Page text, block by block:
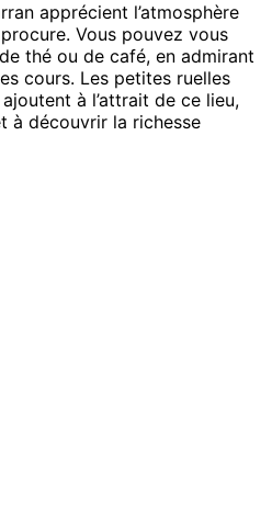
apprécient l’atmosphère
Vous pouvez vous
thé ou de café, en admirant
cours. Les petites ruelles
à l’attrait de ce lieu,
à découvrir la richesse